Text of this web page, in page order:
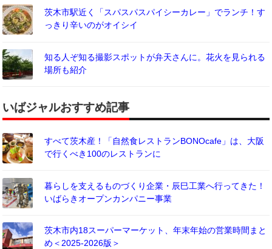
茨木市駅近く「スパスパスパイシーカレー」でランチ！す
っきり辛いのがオイシイ
知る人ぞ知る撮影スポットが弁天さんに。花火を見られる
場所も紹介
いばジャルおすすめ記事
すべて茨木産！「自然食レストランBONOcafe」は、大阪
で行くべき100のレストランに
暮らしを支えるものづくり企業・辰巳工業へ行ってきた！
いばらきオープンカンパニー事業
茨木市内18スーパーマーケット、年末年始の営業時間まと
め＜2025-2026版＞